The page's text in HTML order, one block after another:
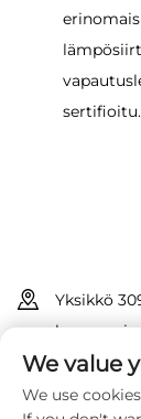
Yksikkö
We value
We use